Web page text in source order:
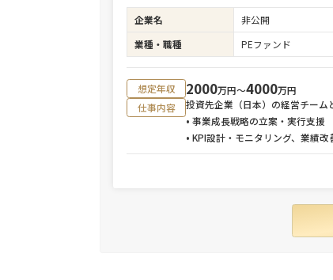
企業名 非公開
業種・職種
PEファンド
想定年収 2000万円〜4000万円
仕事内容
投資先企業（日本）の経営チーム
• 事業成長戦略の立案・実行支援
• KPI設計・モニタリング、業績改